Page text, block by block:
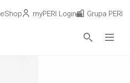
eShop myPERI Login Grupa PERI